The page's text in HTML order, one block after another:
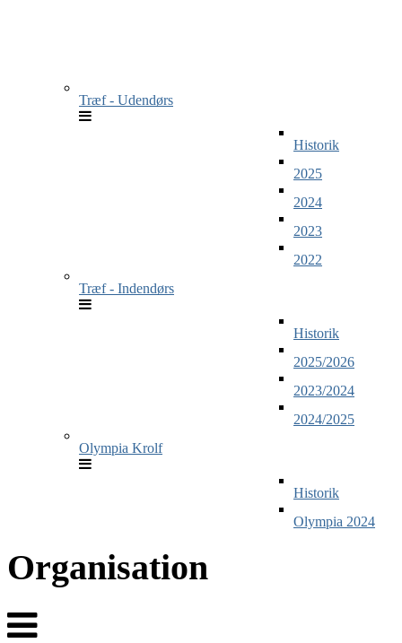
Træf - Udendørs
Historik
2025
2024
2023
2022
Træf - Indendørs
Historik
2025/2026
2023/2024
2024/2025
Olympia Krolf
Historik
Olympia 2024
Organisation